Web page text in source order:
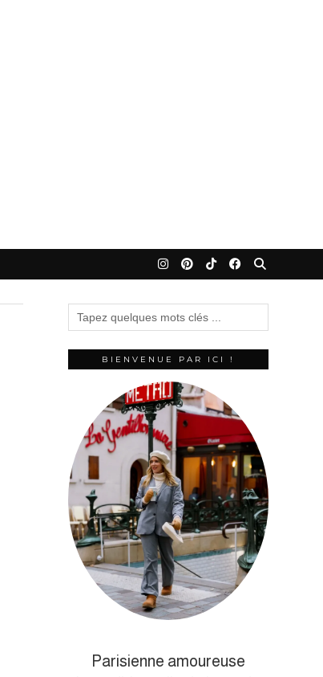
BIENVENUE PAR ICI !
Parisienne amoureuse